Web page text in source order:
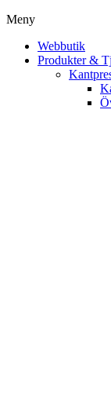
Meny
Webbutik
Produkter &